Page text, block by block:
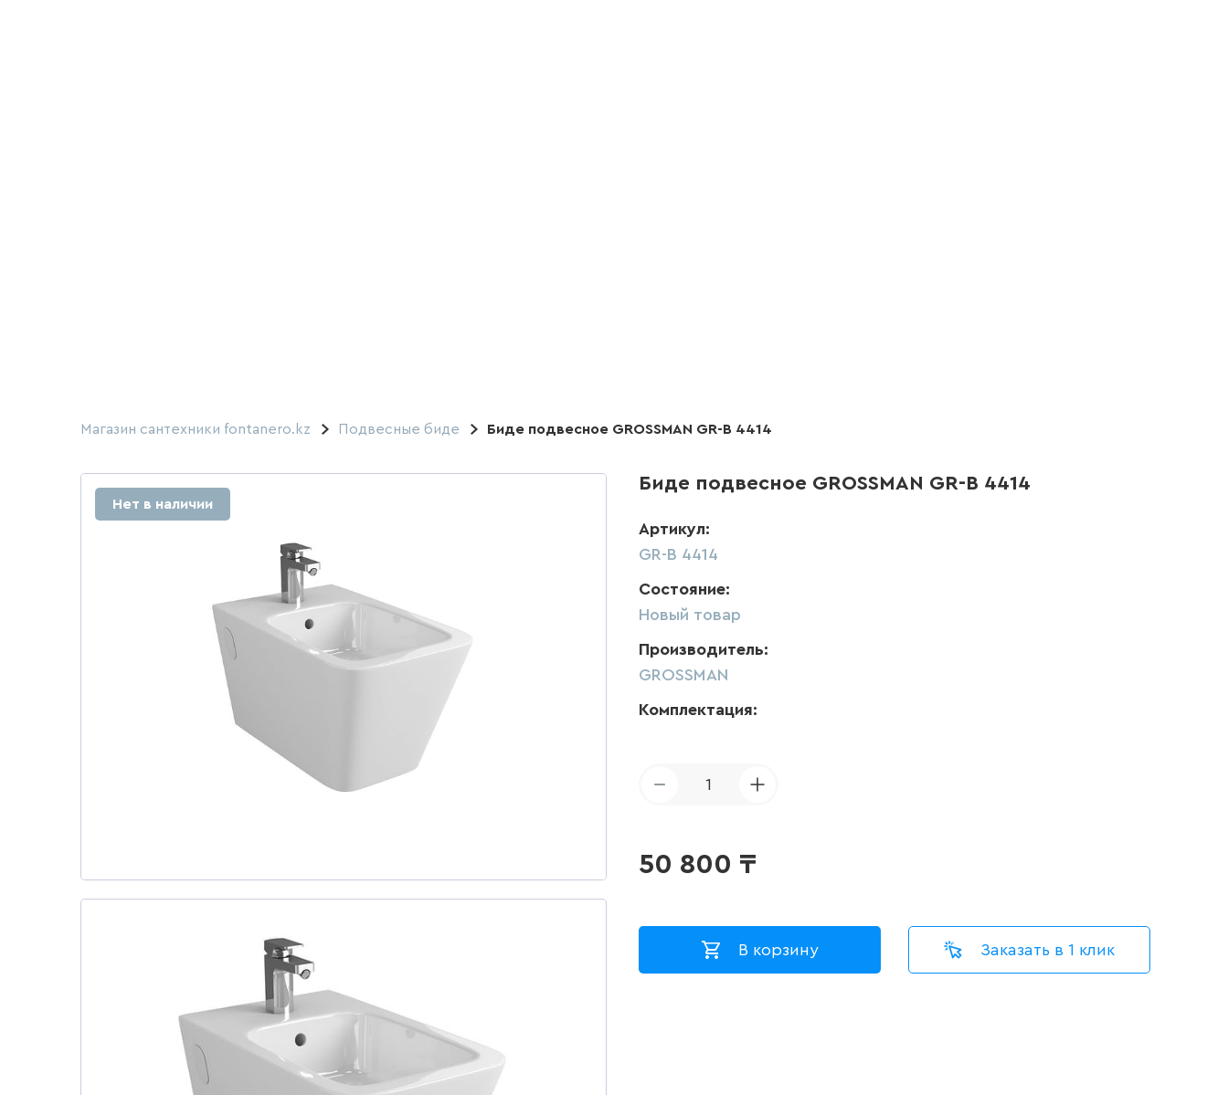
Магазин сантехники fontanero.kz Подвесные биде Биде подвесное GROSSMAN GR-B 4414
Нет в наличии
Биде подвесное GROSSMAN GR-B 4414
Артикул:
GR-B 4414
Состояние:
Новый товар
Производитель:
GROSSMAN
Комплектация:
1
50 800 ₸
В корзину Заказать в 1 клик